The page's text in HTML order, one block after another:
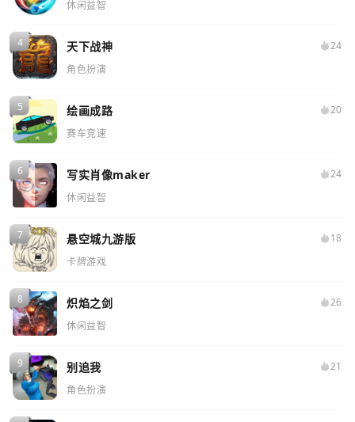
休闲益智
天下战神
24
角色扮演
绘画成路
20
赛车竞速
写实肖像maker
24
休闲益智
悬空城九游版
18
卡牌游戏
炽焰之剑
26
休闲益智
别追我
21
角色扮演